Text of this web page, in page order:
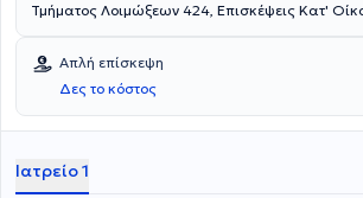
Τμήματος Λοιμώξεων 424, Επισκέψεις Κατ'
Απλή επίσκεψη
Δες το κόστος
Ιατρείο 1